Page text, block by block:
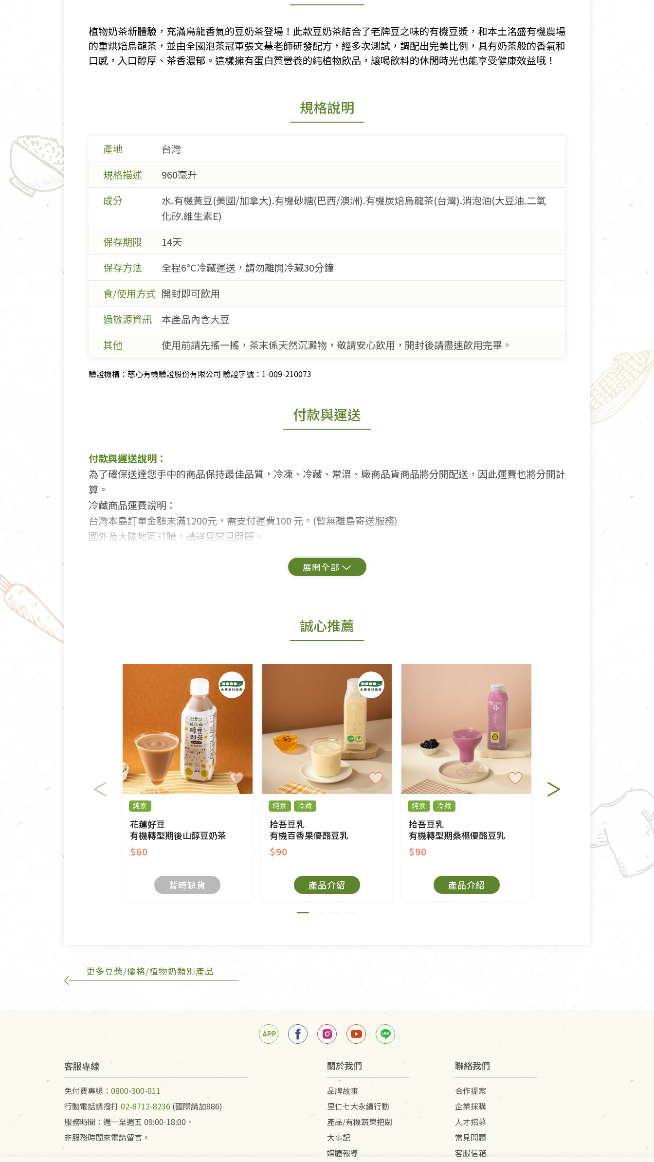
植物奶茶新體驗，充滿烏龍香氣的豆奶茶登場！此款豆奶茶結合了老牌豆之味的有機豆漿，和本土洺盛有機農場
的重烘焙烏龍茶，並由全國泡茶冠軍張文慧老師研發配方，經多次測試，調配出完美比例，具有奶茶般的香氣和
口感，入口醇厚、茶香濃郁。這樣擁有蛋白質營養的純植物飲品，讓喝飲料的休閒時光也能享受健康效益哦！
規格說明
產地
台灣
規格描述
960毫升
成分
水.有機黃豆(美國/加拿大).有機砂糖(巴西/澳洲).有機炭焙烏龍茶(台灣).消泡油(大豆油.二氧
化矽.維生素E)
保存期限
14天
保存方法
全程6°C冷藏運送，請勿離開冷藏30分鐘
食/使用方式 開封即可飲用
過敏源資訊
本產品內含大豆
其他
使用前請先搖一搖，茶末係天然沉澱物，敬請安心飲用，開封後請盡速飲用完畢。
驗證機構：慈心有機驗證股份有限公司 驗證字號：1-009-210073
付款與運送
付款與運送說明：
為了確保送達您手中的商品保持最佳品質，冷凍、冷藏、常溫、廠商品貨商品將分開配送，因此運費也將分開計
算。
冷藏商品運費說明：
台灣本島訂單金額未滿1200元，需支付運費100 元。(暫無離島寄送服務)
國外及大陸地區訂購，請詳見常見問題。
若您購買的商品有下列「不適用七天鑑賞期商品」情形者，除商品瑕疵以外，恕不接受退換貨.
依消保法之規定提供該商品七天免費鑑賞期(含例假日)的服務，原則上若商品未經使用或被汙損(除商品瑕疵)，
不適用七天鑑賞期商品：
以數位或電磁紀錄形式儲存之商品、易於變質或損壞之商品、以及性質上無法或不適合退換之商品：如CD、
VCD、DVD、電腦軟體，若產品瑕疵無法讀取僅接受原片換新。
衣飾鞋類-如T恤，如於送達後水洗或污損者。
美容保養用品、內衣褲、襪子、口罩等私人消耗性產品，一經拆封使用，恕無法退貨。
內衣褲、襪子、口罩個人衛生用品除商品本身有瑕疵外,依據《通訊交易解除權合理例外情事適用準則》, 恕無法
退貨。
有標示不接受退貨的優惠商品與蔬菜箱，不接受退換，但若為商品本身或運送過程中所造成的瑕疵，則不在此
誠心推薦
純素
花蓮好豆
有機轉型期後山醇豆奶茶
$60
暫時缺貨
純素 冷藏
拾吾豆乳
有機百香果優酪豆乳
$90
產品介紹
純素 冷藏
拾吾豆乳
有機轉型期桑椹優酪豆乳
$90
產品介紹
有機醇濃豆乳-微糖350ml
更多豆漿/優格/植物奶類別產品
客服專線
免付費專線： 0800-300-011
行動電話請撥打 02-8712-8236 (國際請加886)
服務時間：週一至週五 09:00-18:00。
非服務時間來電請留言。
關於我們
品牌故事
里仁七大永續行動
產品/有機蔬果把關
大事記
媒體報導
聯絡我們
合作提案
企業採購
人才招募
常見問題
客服信箱